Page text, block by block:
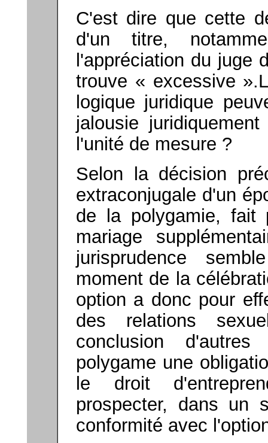
C'est dire que cette
d'un titre,
l'appréciation du juge
trouve « excessive
logique juridique
jalousie
l'unité de mesure ?
Selon la décision
extraconjugale d'un
de la polygamie, fait
mariage
jurisprudence
moment de la
option a donc pour
des relations
conclusion
polygame une
le droit
prospecter, dans un
conformité avec